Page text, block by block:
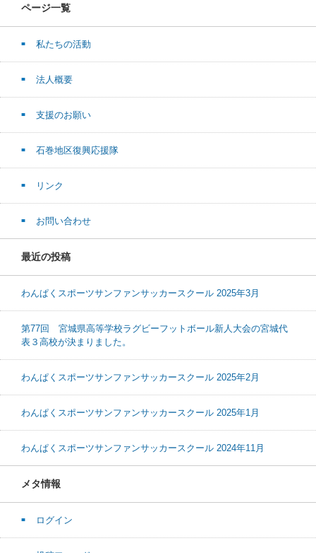
ページ一覧
私たちの活動
法人概要
支援のお願い
石巻地区復興応援隊
リンク
お問い合わせ
最近の投稿
わんぱくスポーツサンファンサッカースクール 2025年3月
第77回 宮城県高等学校ラグビーフットボール新人大会の宮城代
表３高校が決まりました。
わんぱくスポーツサンファンサッカースクール 2025年2月
わんぱくスポーツサンファンサッカースクール 2025年1月
わんぱくスポーツサンファンサッカースクール 2024年11月
メタ情報
ログイン